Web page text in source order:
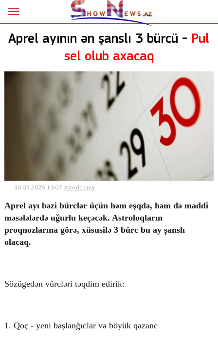
Siyasət
Dünya
Aprel ayının ən şanslı 3 bürcü - Pul
sel olub axacaq
30.03.2025 13:07 Astrologiya
Aprel ayı bəzi bürclər üçün həm eşqdə, həm də maddi
məsələlərdə uğurlu keçəcək. Astroloqların
proqnozlarına görə, xüsusilə 3 bürc bu ay şanslı
olacaq.
Sözügedən vürcləri təqdim edirik:
1. Qoç - yeni başlanğıclar və böyük qazanc